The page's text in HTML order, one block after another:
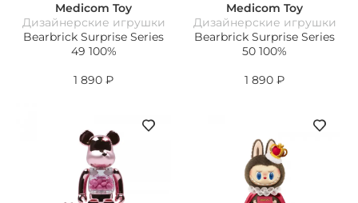
Medicom Toy
Дизайнерские игрушки
Bearbrick Surprise Series
49 100%
1 890 ₽
Medicom Toy
Дизайнерские игрушки
Bearbrick Surprise Series
50 100%
1 890 ₽